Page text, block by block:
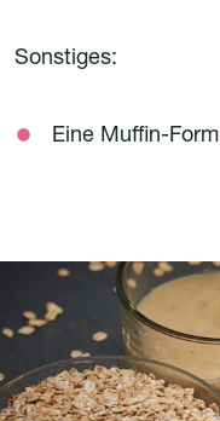
Sonstiges:
Eine Muffin-Form